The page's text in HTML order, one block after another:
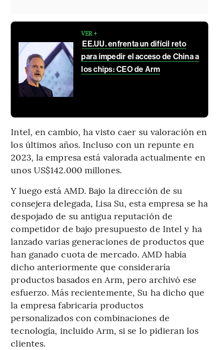
VER +
EE.UU. enfrenta un difícil reto
para impedir el acceso de China a
los chips: CEO de Arm
Intel, en cambio, ha visto caer su valoración en
los últimos años. Incluso con un repunte en
2023, la empresa está valorada actualmente en
unos US$142.000 millones.
Y luego está AMD. Bajo la dirección de su
consejera delegada, Lisa Su, esta empresa se ha
despojado de su antigua reputación de
competidor de bajo presupuesto de Intel y ha
lanzado varias generaciones de productos que
han ganado cuota de mercado. AMD había
dicho anteriormente que consideraría
productos basados en Arm, pero archivó ese
esfuerzo. Más recientemente, Su ha dicho que
la empresa fabricaría productos
personalizados con combinaciones de
tecnología, incluido Arm, si se lo pidieran los
clientes.